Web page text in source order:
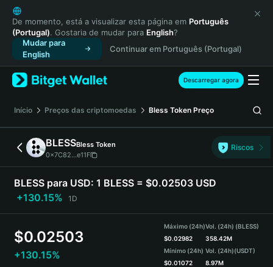
English
日本語
Tiếng Việt
Русский
Español (Latinoamérica)
Türkçe
Français
Deutsch
简体中文
繁體中文
Português (Portugal)
Bahasa Indonesia
ภาษาไทย
हिन्दी
Español
Português (Brasil)
De momento, está a visualizar esta página em Português
(Portugal). Gostaria de mudar para English?
Mudar para
English
Continuar em Português (Portugal)
Descarregar agora
Início Preços das criptomoedas Bless Token Preço
BLESSBless Token
0x7C82...e11F
Riscos
BLESS para USD: 1 BLESS = $0.02503 USD
+130.15%
1D
$0.02503
+130.15%
Máximo (24h)
$0.02982
Mínimo (24h)
$0.01072
Vol. (24h) (BLESS)
358.42M
Vol. (24h)(USDT)
8.97M